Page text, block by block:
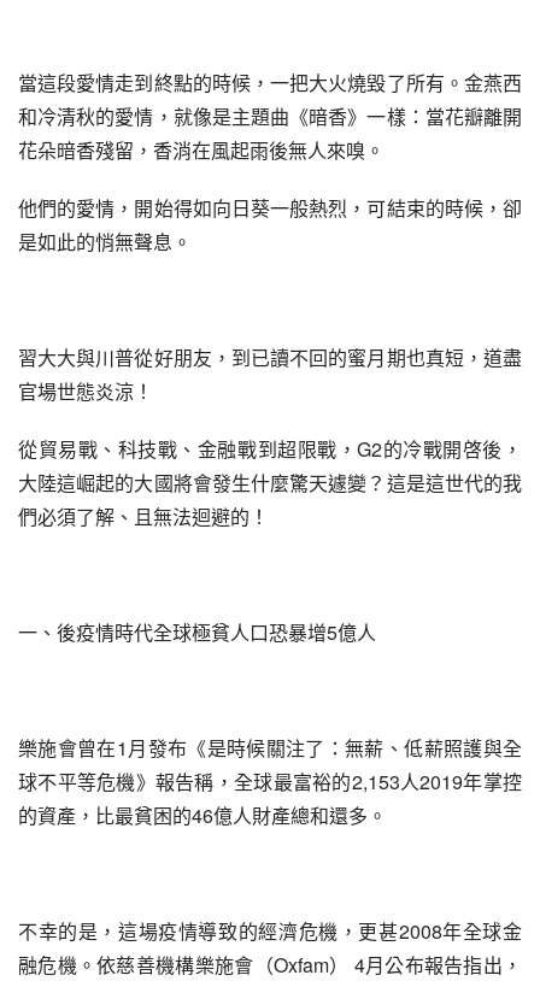
當這段愛情走到終點的時候，一把大火燒毀了所有。金燕西
和冷清秋的愛情，就像是主題曲《暗香》一樣：當花瓣離開
花朵暗香殘留，香消在風起雨後無人來嗅。
他們的愛情，開始得如向日葵一般熱烈，可結束的時候，卻
是如此的悄無聲息。
習大大與川普從好朋友，到已讀不回的蜜月期也真短，道盡
官場世態炎涼！
從貿易戰、科技戰、金融戰到超限戰，G2的冷戰開啓後，
大陸這崛起的大國將會發生什麼驚天遽變？這是這世代的我
們必須了解、且無法迴避的！
一、後疫情時代全球極貧人口恐暴增5億人
樂施會曾在1月發布《是時候關注了：無薪、低薪照護與全
球不平等危機》報告稱，全球最富裕的2,153人2019年掌控
的資產，比最貧困的46億人財產總和還多。
不幸的是，這場疫情導致的經濟危機，更甚2008年全球金
融危機。依慈善機構樂施會（Oxfam） 4月公布報告指出，